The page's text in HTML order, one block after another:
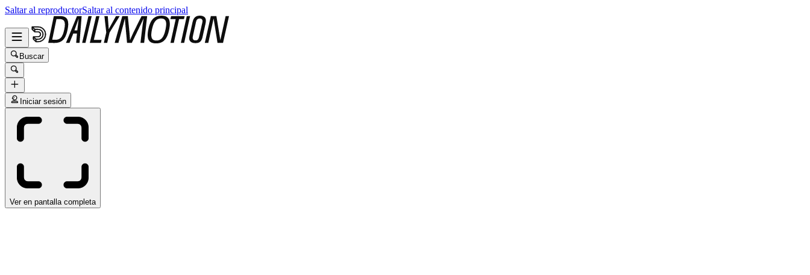
Saltar al reproductorSaltar al contenido principal
Buscar
Iniciar sesión
Ver en pantalla completa